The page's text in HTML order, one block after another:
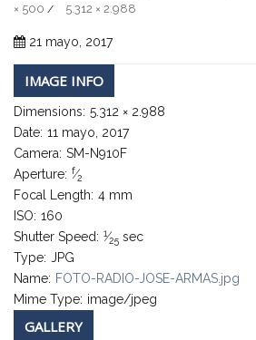
× 500 / 5.312 × 2.988
21 mayo, 2017
IMAGE INFO
Dimensions: 5.312 × 2.988
Date: 11 mayo, 2017
Camera: SM-N910F
Aperture: f⁄2
Focal Length: 4 mm
ISO: 160
Shutter Speed: 1⁄25 sec
Type: JPG
Name: FOTO-RADIO-JOSE-ARMAS.jpg
Mime Type: image/jpeg
GALLERY